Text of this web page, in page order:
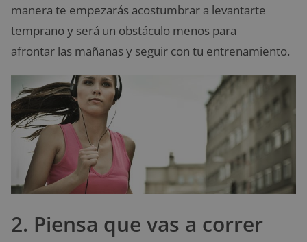
manera te empezarás acostumbrar a levantarte
temprano y será un obstáculo menos para
afrontar las mañanas y seguir con tu entrenamiento.
2. Piensa que vas a correr